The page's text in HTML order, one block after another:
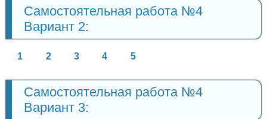
Самостоятельная работа №4
Вариант 2:
1 2 3 4 5
Самостоятельная работа №4
Вариант 3: